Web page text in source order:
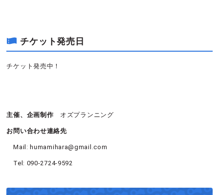
チケット発売日
チケット発売中！
主催、企画制作 オズプランニング
お問い合わせ連絡先
Mail: humamihara@gmail.com
Tel: 090-2724-9592